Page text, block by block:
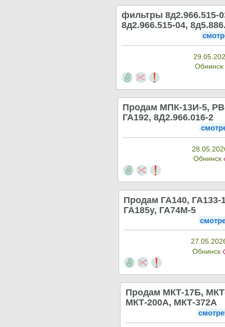
фильтры 8д2.966.515-
8д2.966.515-04,
Обнинск
Продам МПК-13И-5,
ГА192, 8Д2.966.016-2
Обнинск
Продам ГА140, ГА133-
ГА185у, ГА74M-5
Обнинск
Продам МКТ-17Б,
МКТ-200А, МКТ-372А